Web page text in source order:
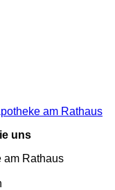
uns
am Rathaus